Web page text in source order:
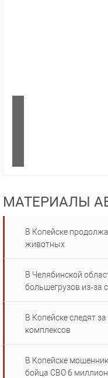
МАТЕРИАЛЫ
В Копейске
животных
В Челябинской
большегрузов из‑за
В Копейске следят
комплексов
В Копейске
бойца СВО 6